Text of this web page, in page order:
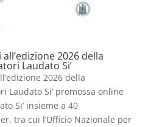
2026 della
Laudato Si’
2026 della
Laudato Si’ promossa online
Si’ insieme a 40
tra cui l’Ufficio Nazionale per